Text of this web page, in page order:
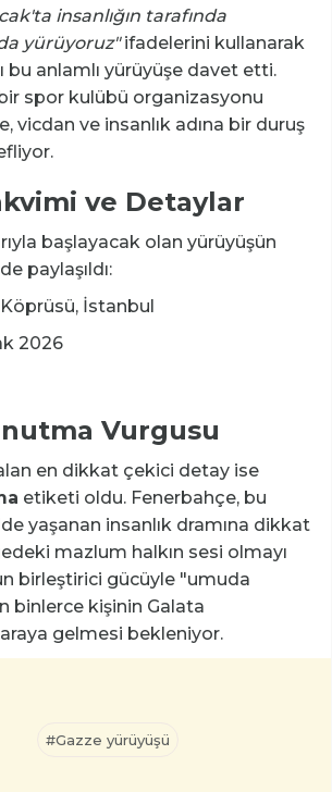
insanlığın tarafında
yürüyoruz"ifadelerini kullanarak
bu anlamlı yürüyüşe davet etti.
spor kulübü organizasyonu
vicdan ve insanlık adına bir duruş
ve Detaylar
başlayacak olan yürüyüşün
paylaşıldı:
İstanbul
2026
Vurgusu
en dikkat çekici detay ise
etiketi oldu. Fenerbahçe, bu
yaşanan insanlık dramına dikkat
mazlum halkın sesi olmayı
birleştirici gücüyle "umuda
binlerce kişinin Galata
gelmesi bekleniyor.
#Gazze yürüyüşü